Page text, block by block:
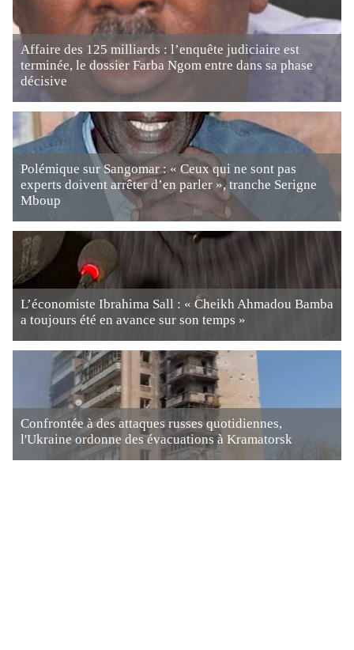
Affaire des 125 milliards : l’enquête judiciaire est
terminée, le dossier Farba Ngom entre dans sa phase
décisive
Polémique sur Sangomar : « Ceux qui ne sont pas
experts doivent arrêter d’en parler », tranche Serigne
Mboup
L’économiste Ibrahima Sall : « Cheikh Ahmadou Bamba
a toujours été en avance sur son temps »
Confrontée à des attaques russes quotidiennes,
l'Ukraine ordonne des évacuations à Kramatorsk